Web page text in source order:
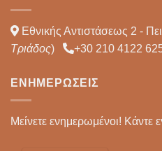
Εθνικής Αντιστάσεως 2 -
Τριάδος) +30 210 4122
ΕΝΗΜΕΡΏΣΕΙΣ
Μείνετε ενημερωμένοι!